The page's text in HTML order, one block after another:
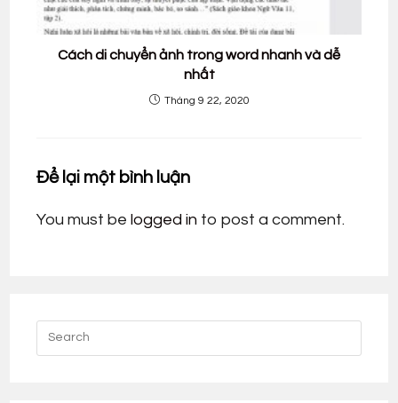
Cách di chuyển ảnh trong word nhanh và dễ
nhất
Tháng 9 22, 2020
Để lại một bình luận
You must belogged in to post a comment.